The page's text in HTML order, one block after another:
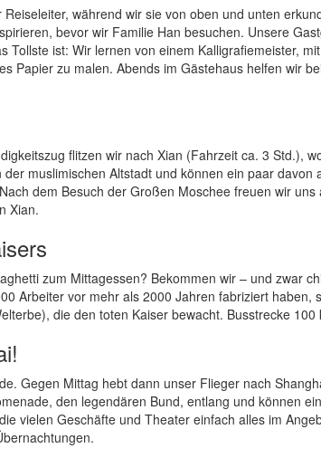
während wir sie von oben und unten
bevor wir Familie Han besuchen. Unsere
ist: Wir lernen von einem Kalligrafiemeister,
Papier zu malen. Abends im Gästehaus helfen wir
flitzen wir nach Xian (Fahrzeit ca. 3 Std.),
muslimischen Altstadt und können ein paar davon
dem Besuch der Großen Moschee freuen wir uns
Xian.
zum Mittagessen? Bekommen wir – und zwar
Arbeiter vor mehr als 2000 Jahren fabriziert haben,
die den toten Kaiser bewacht. Busstrecke 100
Gegen Mittag hebt dann unser Flieger nach
den legendären Bund, entlang und können
vielen Geschäfte und Theater einfach alles im